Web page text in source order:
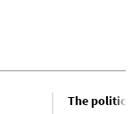
The political